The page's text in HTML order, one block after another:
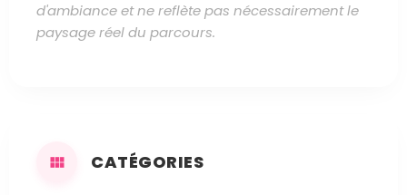
d'ambiance et ne reflète pas nécessairement le
paysage réel du parcours.
CATÉGORIES